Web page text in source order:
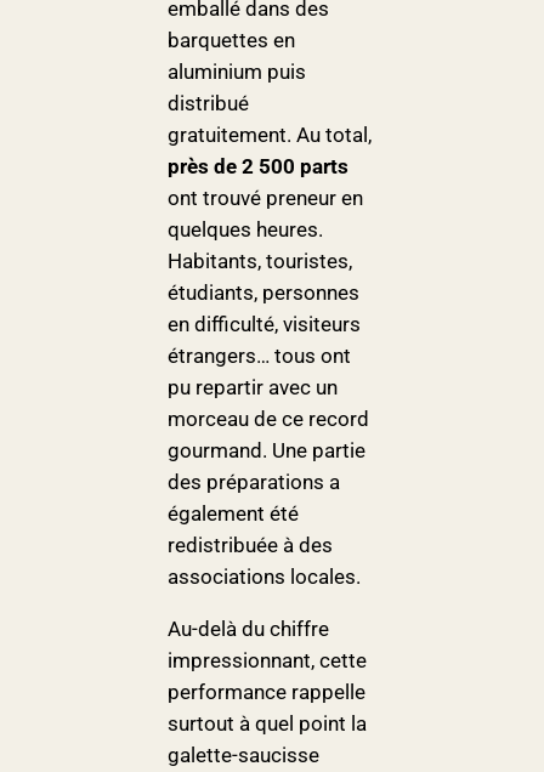
emballé dans des
barquettes en
aluminium puis
distribué
gratuitement. Au total,
près de 2 500 parts
ont trouvé preneur en
quelques heures.
Habitants, touristes,
étudiants, personnes
en difficulté, visiteurs
étrangers… tous ont
pu repartir avec un
morceau de ce record
gourmand. Une partie
des préparations a
également été
redistribuée à des
associations locales.
Au-delà du chiffre
impressionnant, cette
performance rappelle
surtout à quel point la
galette-saucisse